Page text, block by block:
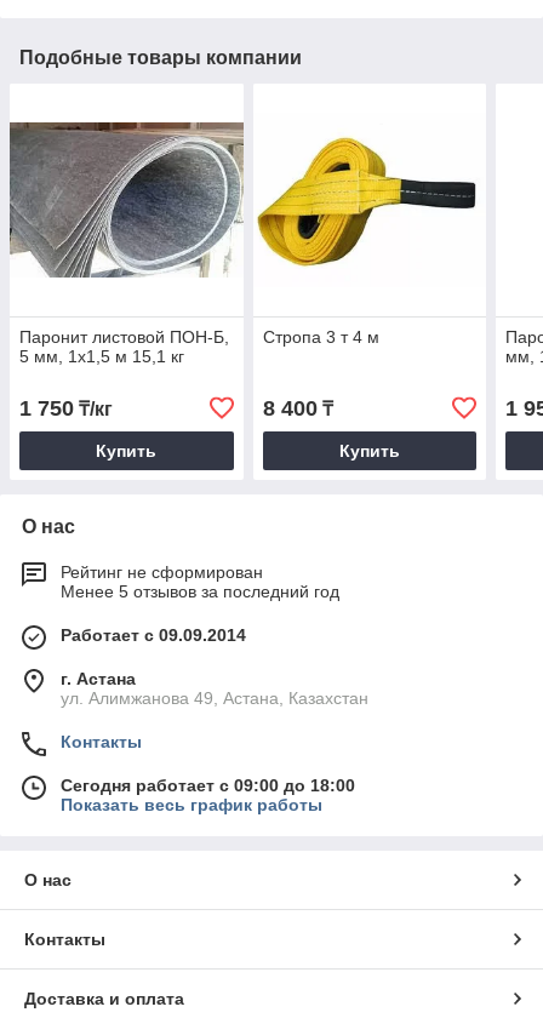
Подобные товары компании
Паронит листовой ПОН-Б,
5 мм, 1х1,5 м 15,1 кг
1 750 ₸/кг
Купить
Стропа 3 т 4 м
8 400₸
Купить
мм,
1
О нас
Рейтинг не сформирован
Менее 5 отзывов за последний год
Работает с 09.09.2014
г. Астана
ул. Алимжанова 49, Астана, Казахстан
Контакты
Сегодня работает с 09:00 до 18:00
Показать весь график работы
О нас
Контакты
Доставка и оплата